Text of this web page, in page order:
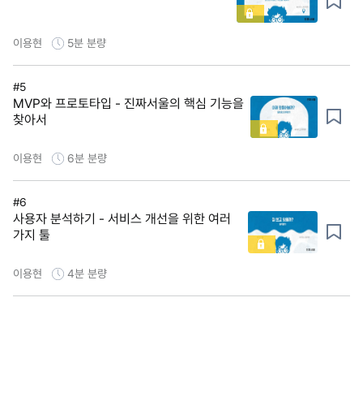
이용현 5분 분량
#5
MVP와 프로토타입 - 진짜서울의 핵심 기능을
찾아서
이용현 6분 분량
#6
사용자 분석하기 - 서비스 개선을 위한 여러
가지 툴
이용현 4분 분량